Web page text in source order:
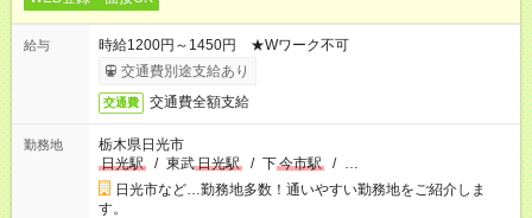
給与
時給1200円～1450円 ★Wワーク不可
交通費別途支給あり
交通費 交通費全額支給
勤務地
栃木県日光市
日光駅
/ 東武日光駅 / 下今市駅 / …
日光市など…勤務地多数！通いやすい勤務地をご紹介しま
す。